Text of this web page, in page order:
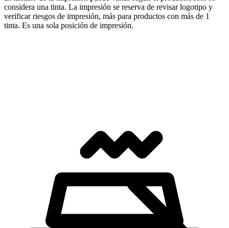
considera una tinta. La impresión se reserva de revisar logotipo y
verificar riesgos de impresión, más para productos con más de 1
tinta. Es una sola posición de impresión.